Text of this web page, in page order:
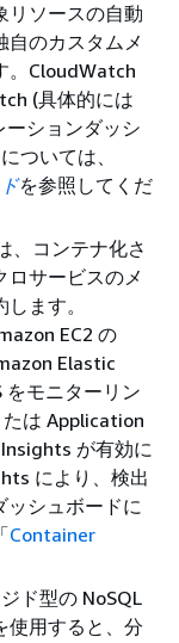
リソースの自動
自のカスタムメ
。CloudWatch
(具体的には
ションダッシ
ついては、
を参照してくだ
、コンテナ化さ
ロサービスのメ
ます。
EC2 の
Elastic
をモニターリン
は Application
が有効に
により、検出
シュボードに
Container
ド型の NoSQL
使用すると、分